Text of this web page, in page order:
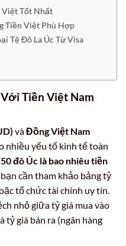
Việt Tốt Nhất
Tiền Việt Phù Hợp
Tệ Đô La Úc Từ Visa
Tiền Việt Nam
vàĐồng Việt Nam
nhiều yếu tố kinh tế toàn
50 đô Úc là bao nhiêu tiền
cần tham khảo bảng tỷ
tổ chức tài chính uy tín.
nhỏ giữa tỷ giá mua vào
tỷ giá bán ra (ngân hàng